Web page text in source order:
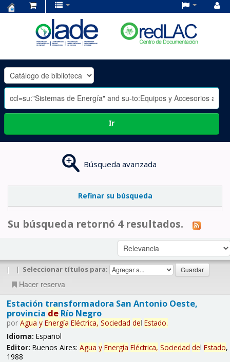
OLADE
-
Ir
Búsqueda avanzada
Refinar su búsqueda
Su búsqueda retornó 4 resultados.
| | Seleccionar títulos para:
Hacer reserva
Estación transformadora San Antonio Oeste,
provincia deRío Negro
por Agua y Energía Eléctrica, Sociedad del Estado.
Idioma: Español
Editor: Buenos Aires: Agua y Energía Eléctrica, Sociedad del Estado,
1988